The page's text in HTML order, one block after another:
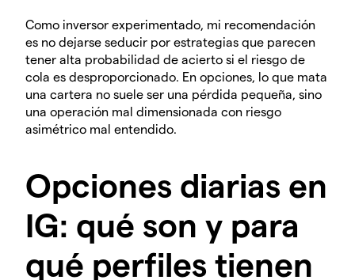
Como inversor experimentado, mi recomendación
es no dejarse seducir por estrategias que parecen
tener alta probabilidad de acierto si el riesgo de
cola es desproporcionado. En opciones, lo que mata
una cartera no suele ser una pérdida pequeña, sino
una operación mal dimensionada con riesgo
asimétrico mal entendido.
Opciones diarias en
IG: qué son y para
qué perfiles tienen